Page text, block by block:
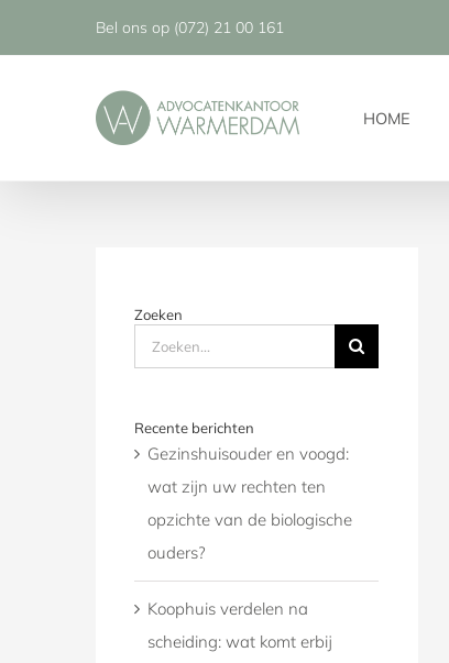
Bel ons op (072) 21 00 161
HOME
Zoeken
Zoeken
naar:
Recente berichten
Gezinshuisouder en voogd:
wat zijn uw rechten ten
opzichte van de biologische
ouders?
Koophuis verdelen na
scheiding: wat komt erbij